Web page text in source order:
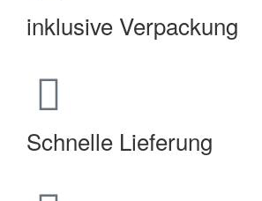
inklusive Verpackung
Schnelle Lieferung